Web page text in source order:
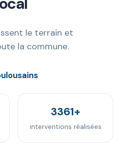
le terrain et
la commune.
3361+
interventions réalisées